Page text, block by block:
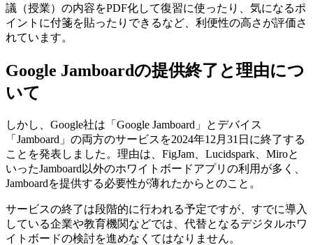
議（授業）の内容をPDF化して復習に使ったり、気になるポ
イントに付箋を貼ったりできるなど、利便性の高さが評価さ
れています。
Google Jamboardの提供終了と理由につ
いて
しかし、Google社は「Google Jamboard」とデバイス
「Jamboard」の両方のサービスを2024年12月31日に終了する
ことを発表しました。理由は、FigJam、Lucidspark、Miroと
いったJamboard以外のホワイトボードアプリの利用が多く、
Jamboardを提供する必要性が薄れたからとのこと。
サービスの終了は段階的に行われる予定ですが、すでに導入
している企業や教育機関などでは、代替となるデジタルホワ
イトボードの検討を進めなくてはなりません。